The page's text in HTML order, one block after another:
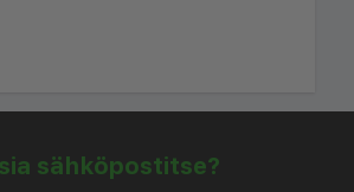
sähköpostitse?